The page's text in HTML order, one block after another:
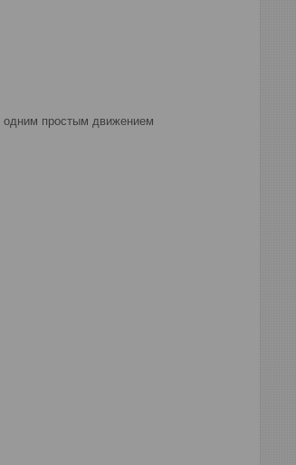
одним простым движением